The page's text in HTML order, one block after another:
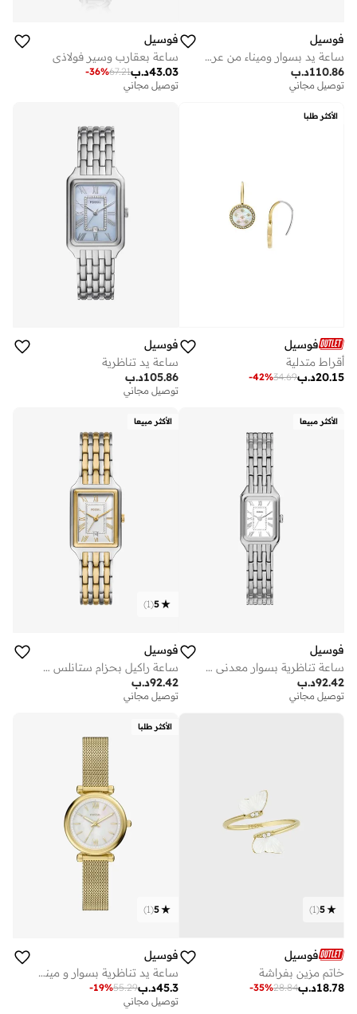
فوسيل
ساعة يد بسوار وميناء من عرق اللؤلؤ
د.ب110.86
توصيل مجاني
فوسيل
ساعة بعقارب وسير فولاذي
د.ب43.03
67.21
-36%
توصيل مجاني
الأكثر طلبا
فوسيل
أقراط متدلية
د.ب20.15
34.69
-42%
فوسيل
ساعة يد تناظرية
د.ب105.86
توصيل مجاني
الأكثر مبيعا
فوسيل
ساعة تناظرية بسوار معدني من الفولاذ المقاوم للصدأ
د.ب92.42
توصيل مجاني
الأكثر مبيعا
5
(
1
)
فوسيل
ساعة راكيل بحزام ستانلس ستيل بعقارب
د.ب92.42
توصيل مجاني
5
(
1
)
فوسيل
خاتم مزين بفراشة
د.ب18.78
28.84
-35%
الأكثر طلبا
5
(
1
)
فوسيل
ساعة يد تناظرية بسوار و مينا من عرق اللؤلؤ
د.ب45.3
55.29
-19%
توصيل مجاني